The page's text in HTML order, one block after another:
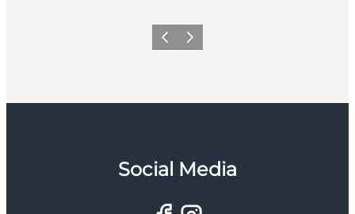
ForrigeNæste
Social Media